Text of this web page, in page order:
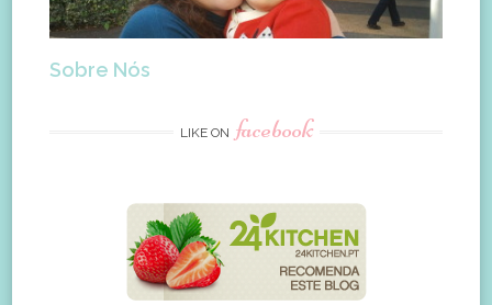
Sobre Nós
LIKE ON facebook